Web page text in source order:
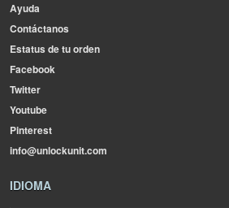
Ayuda
Contáctanos
Estatus de tu orden
Facebook
Twitter
Youtube
Pinterest
info@unlockunit.com
IDIOMA